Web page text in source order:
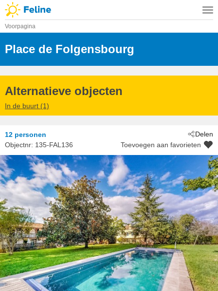
Voorpagina
Place de Folgensbourg
- 40500
- Montgaillard
Alternatieve objecten
In de buurt (1)
Delen
12 personen
Objectnr: 135-FAL136 Toevoegen aan favorieten